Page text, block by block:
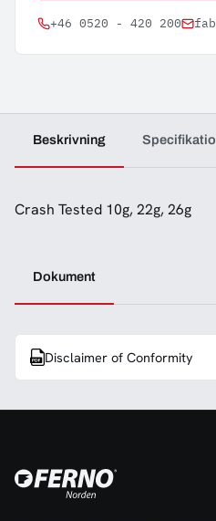
+46 0520 - 420 200
Beskrivning
Crash Tested 10g, 22g, 26g
Dokument
Disclaimer of Conformity